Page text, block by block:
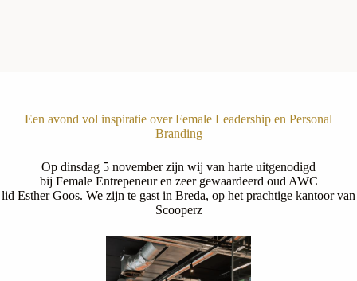
Een avond vol inspiratie over Female Leadership en Personal
Branding
Op dinsdag 5 november zijn wij van harte uitgenodigd
bij Female Entrepeneur en zeer gewaardeerd oud AWC
lid Esther Goos. We zijn te gast in Breda, op het prachtige kantoor van
Scooperz